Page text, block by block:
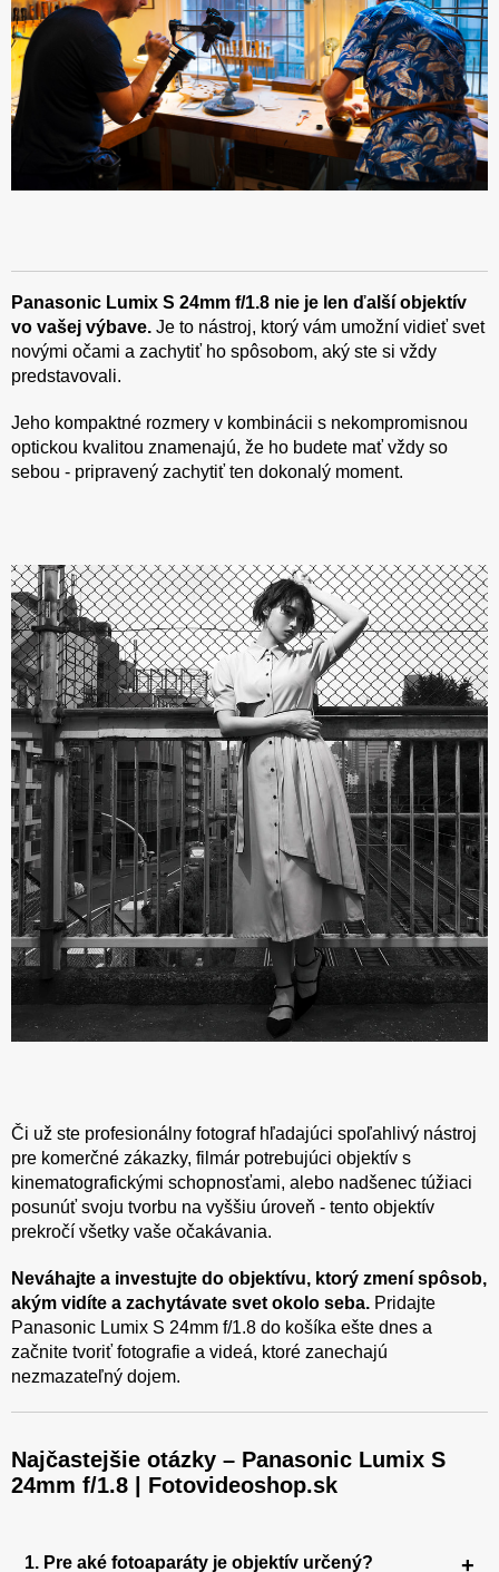
Panasonic Lumix S 24mm f/1.8 nie je len ďalší objektív
vo vašej výbave. Je to nástroj, ktorý vám umožní vidieť svet
novými očami a zachytiť ho spôsobom, aký ste si vždy
predstavovali.
Jeho kompaktné rozmery v kombinácii s nekompromisnou
optickou kvalitou znamenajú, že ho budete mať vždy so
sebou - pripravený zachytiť ten dokonalý moment.
Či už ste profesionálny fotograf hľadajúci spoľahlivý nástroj
pre komerčné zákazky, filmár potrebujúci objektív s
kinematografickými schopnosťami, alebo nadšenec túžiaci
posunúť svoju tvorbu na vyššiu úroveň - tento objektív
prekročí všetky vaše očakávania.
Neváhajte a investujte do objektívu, ktorý zmení spôsob,
akým vidíte a zachytávate svet okolo seba. Pridajte
Panasonic Lumix S 24mm f/1.8 do košíka ešte dnes a
začnite tvoriť fotografie a videá, ktoré zanechajú
nezmazateľný dojem.
Najčastejšie otázky – Panasonic Lumix S
24mm f/1.8 | Fotovideoshop.sk
1. Pre aké fotoaparáty je objektív určený?